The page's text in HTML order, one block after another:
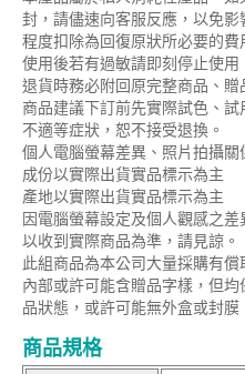
封，請儘速向客服反應，以免
程度扣除為回復原狀所必要的費
使用後若有過敏請即刻停止使用
退貨時務必附回原完整商品、贈
商品建議下訂前先實際試色、
不適等症狀，恕不接受退換。
個人電腦螢幕差異、照片拍攝關
成份以實際出貨實品標示為主
產地以實際出貨實品標示為主
因電腦螢幕設定及個人觀感之
以收到實際商品為準，請見諒。
此組商品為本公司大量採購有
內部或許可能含贈品字樣，但
品狀態，或許可能無外盒或封
商品規格